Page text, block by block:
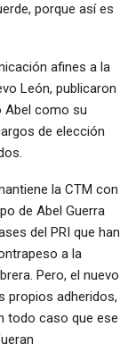
porque así es
afines a la
León, publicaron
Abel como su
de elección
la CTM con
de Abel Guerra
del PRI que han
a la
Pero, el nuevo
propios adheridos,
todo caso que ese